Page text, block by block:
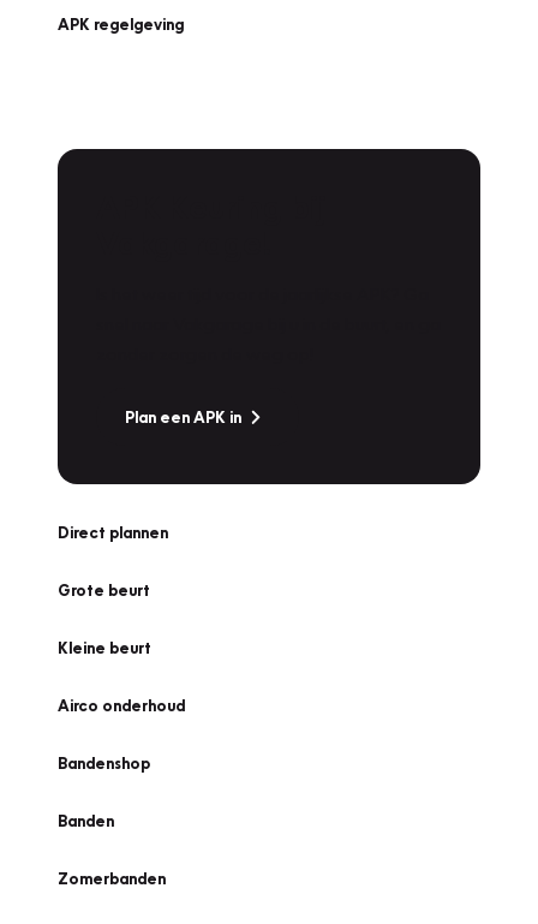
APK regelgeving
Plan een APK in
Direct plannen
Grote beurt
Kleine beurt
Airco onderhoud
Bandenshop
Banden
Zomerbanden